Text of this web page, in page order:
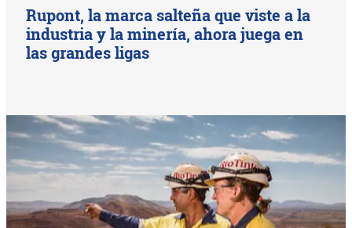
Rupont, la marca salteña que viste a la
industria y la minería, ahora juega en
las grandes ligas